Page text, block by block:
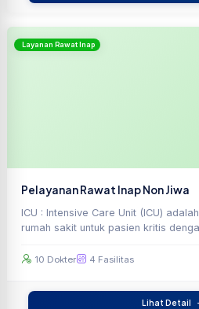
Layanan Rawat Inap
Pelayanan Rawat Inap Non Jiwa
ICU : Intensive Care Unit (ICU)
rumah sakit untuk pasien kritis
10 Dokter 4 Fasilitas
Lihat Detail